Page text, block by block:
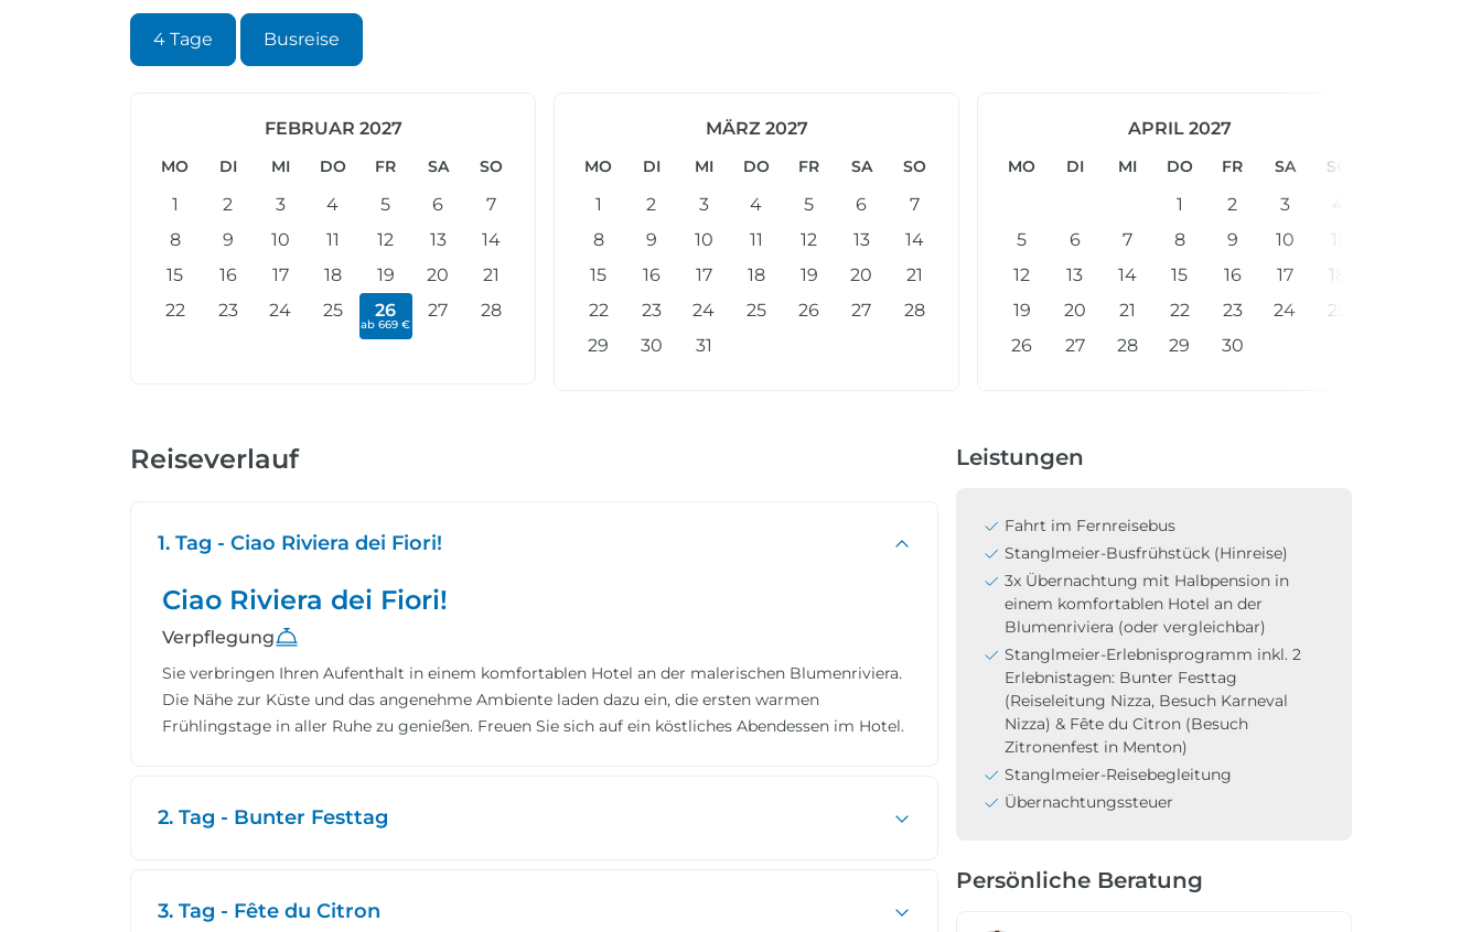
4 Tage Busreise
FEBRUAR 2027
MO DI MI DO FR SA SO
1 2 3 4 5 6
7
8
9 10 11 12 13
14
15
16 17 18 19 20
21
22
23 24 25 26
ab 669 €
27 28
MÄRZ 2027
MO DI MI DO FR SA SO
1 2 3 4 5 6
7
8
9 10 11 12 13
14
15
16 17 18 19 20
21
22
23 24 25 26 27
28
29
30 31
APRIL 2027
MO DI MI DO FR SA SO
1 2 3
4
5
6 7 8 9 10
11
12
13 14 15 16 17
18
19
20 21 22 23 24
25
26
27 28 29 30
Reiseverlauf
1. Tag - Ciao Riviera dei Fiori!
Ciao Riviera dei Fiori!
Verpflegung
Sie verbringen Ihren Aufenthalt in einem komfortablen Hotel an der malerischen Blumenriviera.
Die Nähe zur Küste und das angenehme Ambiente laden dazu ein, die ersten warmen
Frühlingstage in aller Ruhe zu genießen. Freuen Sie sich auf ein köstliches Abendessen im Hotel.
2. Tag - Bunter Festtag
3. Tag - Fête du Citron
Leistungen
Fahrt im Fernreisebus
Stanglmeier-Busfrühstück (Hinreise)
3x Übernachtung mit Halbpension in
einem komfortablen Hotel an der
Blumenriviera (oder vergleichbar)
Stanglmeier-Erlebnisprogramm inkl. 2
Erlebnistagen: Bunter Festtag
(Reiseleitung Nizza, Besuch Karneval
Nizza) & Fête du Citron (Besuch
Zitronenfest in Menton)
Stanglmeier-Reisebegleitung
Übernachtungssteuer
Persönliche Beratung